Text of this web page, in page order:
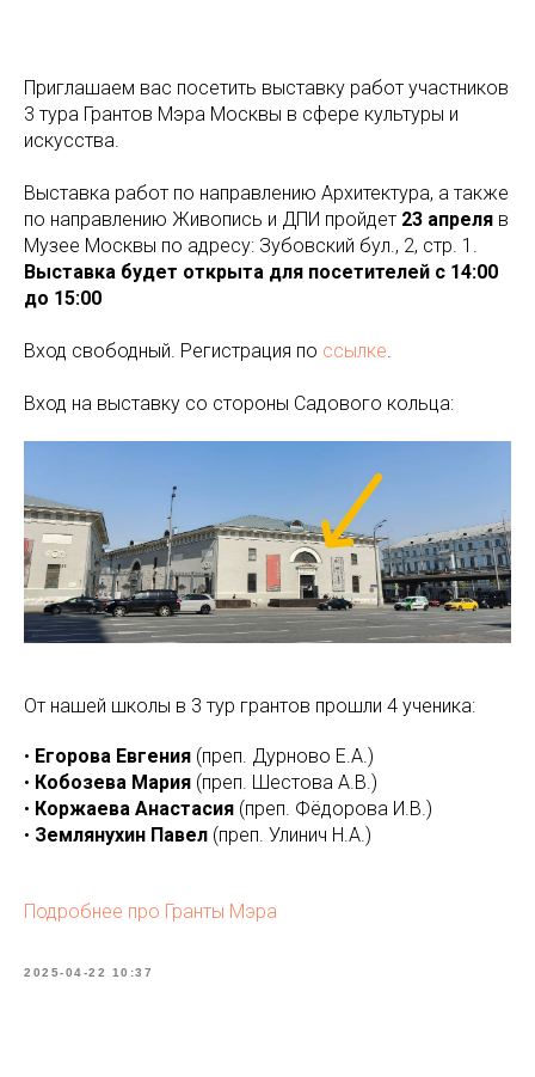
Приглашаем вас посетить выставку работ участников
3 тура Грантов Мэра Москвы в сфере культуры и
искусства.
Выставка работ по направлению Архитектура, а также
по направлению Живопись и ДПИ пройдет 23 апреля в
Музее Москвы по адресу: Зубовский бул., 2, стр. 1.
Выставка будет открыта для посетителей с 14:00
до 15:00
Вход свободный. Регистрация по ссылке.
Вход на выставку со стороны Садового кольца:
От нашей школы в 3 тур грантов прошли 4 ученика:
• Егорова Евгения (преп. Дурново Е.А.)
• Кобозева Мария (преп. Шестова А.В.)
• Коржаева Анастасия (преп. Фёдорова И.В.)
• Землянухин Павел (преп. Улинич Н.А.)
Подробнее про Гранты Мэра
2025-04-22 10:37